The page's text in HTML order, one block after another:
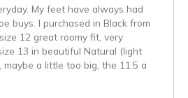
My feet have always had
buys. I purchased in Black from
12 great roomy fit, very
13 in beautiful Natural (light
maybe a little too big, the 11.5 a